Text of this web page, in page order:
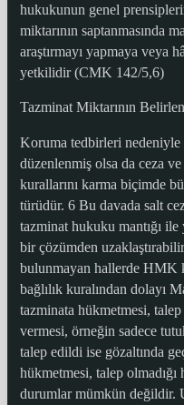
hukukunun genel
miktarının saptanmasında
araştırmayı yapmaya veya
yetkilidir (CMK 142/5,6)
Tazminat Miktarının
Koruma tedbirleri nedeniyle
düzenlenmiş olsa da ceza
kurallarını karma biçimde
türüdür. 6 Bu davada salt
tazminat hukuku mantığı
bir çözümden
bulunmayan hallerde HMK
bağlılık kuralından dolayı
tazminata hükmetmesi,
vermesi, örneğin sadece
talep edildi ise gözaltında
hükmetmesi, talep
durumlar mümkün değildir.